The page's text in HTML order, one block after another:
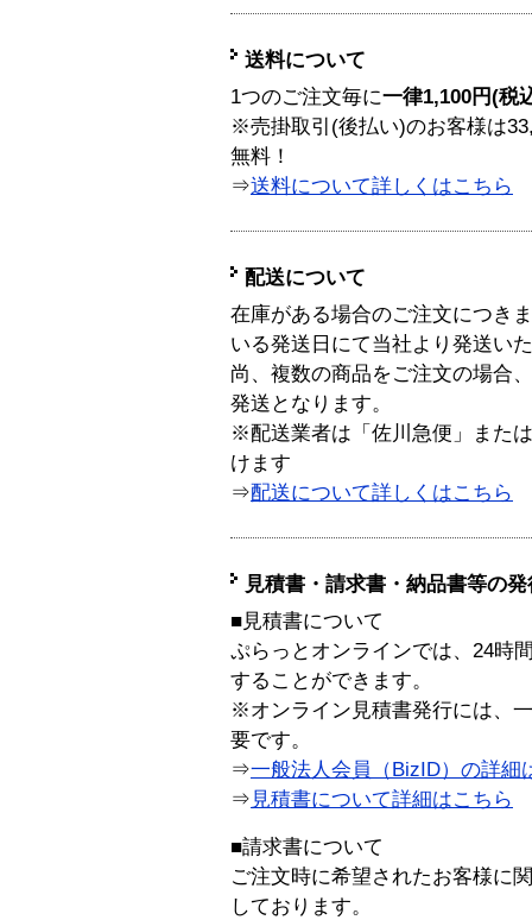
送料について
1つのご注文毎に一律1,100円(税
※売掛取引(後払い)のお客様は
無料！
⇒送料について詳しくはこちら
配送について
在庫がある場合のご注文につき
いる発送日にて当社より発送い
尚、複数の商品をご注文の場合
発送となります。
※配送業者は「佐川急便」また
けます
⇒配送について詳しくはこちら
見積書・請求書・納品書等の
■見積書について
ぷらっとオンラインでは、24時
することができます。
※オンライン見積書発行には、
要です。
⇒一般法人会員（BizID）の詳細
⇒ 見積書について詳細はこちら
■請求書について
ご注文時に希望されたお客様に
しております。